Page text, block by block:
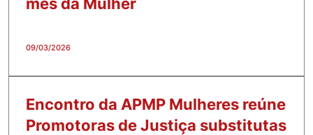
09/03/2026
Encontro da APMP Mulheres reúne
Promotoras de Justiça substitutas